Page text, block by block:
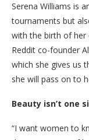
Serena Williams is
tournaments but
with the birth of her
Reddit co-founder
which she gives us
she will pass on to
Beauty isn’t one
“I want women to